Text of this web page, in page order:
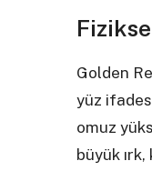
Golden
yüz
omuz
büyük